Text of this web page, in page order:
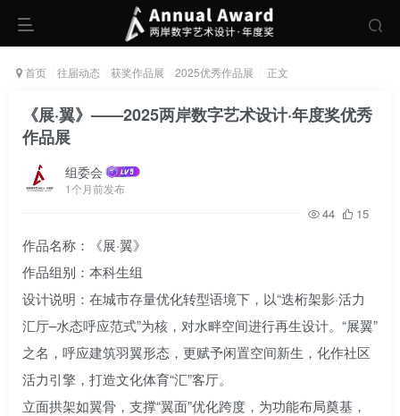
首页 往届动态 获奖作品展 2025优秀作品展 正文
《展·翼》——2025两岸数字艺术设计·年度奖优秀
作品展
组委会
1个月前发布
44 15
作品名称：《展·翼》
作品组别：本科生组
设计说明：在城市存量优化转型语境下，以“迭桁架影·活力
汇厅–水态呼应范式”为核，对水畔空间进行再生设计。“展翼”
之名，呼应建筑羽翼形态，更赋予闲置空间新生，化作社区
活力引擎，打造文化体育“汇”客厅。
立面拱架如翼骨，支撑“翼面”优化跨度，为功能布局奠基，